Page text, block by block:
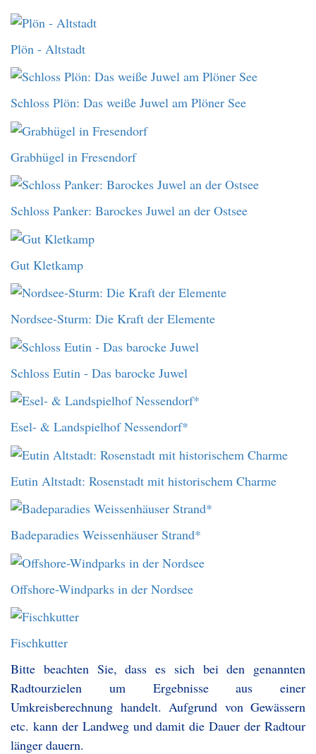
Plön - Altstadt
Schloss Plön: Das weiße Juwel am Plöner See
Grabhügel in Fresendorf
Schloss Panker: Barockes Juwel an der Ostsee
Gut Kletkamp
Nordsee-Sturm: Die Kraft der Elemente
Schloss Eutin - Das barocke Juwel
Esel- & Landspielhof Nessendorf*
Eutin Altstadt: Rosenstadt mit historischem Charme
Badeparadies Weissenhäuser Strand*
Offshore-Windparks in der Nordsee
Fischkutter
Bitte beachten Sie, dass es sich bei den genannten
Radtourzielen um Ergebnisse aus einer
Umkreisberechnung handelt. Aufgrund von Gewässern
etc. kann der Landweg und damit die Dauer der Radtour
länger dauern.